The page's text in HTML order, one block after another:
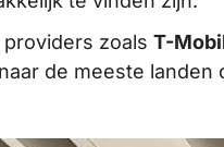
zoals T-
de meeste landen